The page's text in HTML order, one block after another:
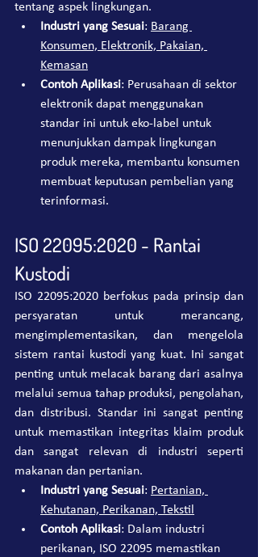
tentang aspek lingkungan.
Industri yang Sesuai: Barang
Konsumen, Elektronik, Pakaian,
Kemasan
Contoh Aplikasi: Perusahaan di sektor
elektronik dapat menggunakan
standar ini untuk eko-label untuk
menunjukkan dampak lingkungan
produk mereka, membantu konsumen
membuat keputusan pembelian yang
terinformasi.
ISO 22095:2020 - Rantai
Kustodi
ISO 22095:2020 berfokus pada prinsip dan
persyaratan untuk merancang,
mengimplementasikan, dan mengelola
sistem rantai kustodi yang kuat. Ini sangat
penting untuk melacak barang dari asalnya
melalui semua tahap produksi, pengolahan,
dan distribusi. Standar ini sangat penting
untuk memastikan integritas klaim produk
dan sangat relevan di industri seperti
makanan dan pertanian.
Industri yang Sesuai: Pertanian,
Kehutanan, Perikanan, Tekstil
Contoh Aplikasi: Dalam industri
perikanan, ISO 22095 memastikan